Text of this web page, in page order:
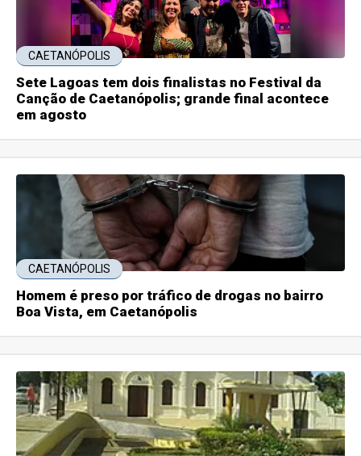
CAETANÓPOLIS
Sete Lagoas tem dois finalistas no Festival da
Canção de Caetanópolis; grande final acontece
em agosto
CAETANÓPOLIS
Homem é preso por tráfico de drogas no bairro
Boa Vista, em Caetanópolis